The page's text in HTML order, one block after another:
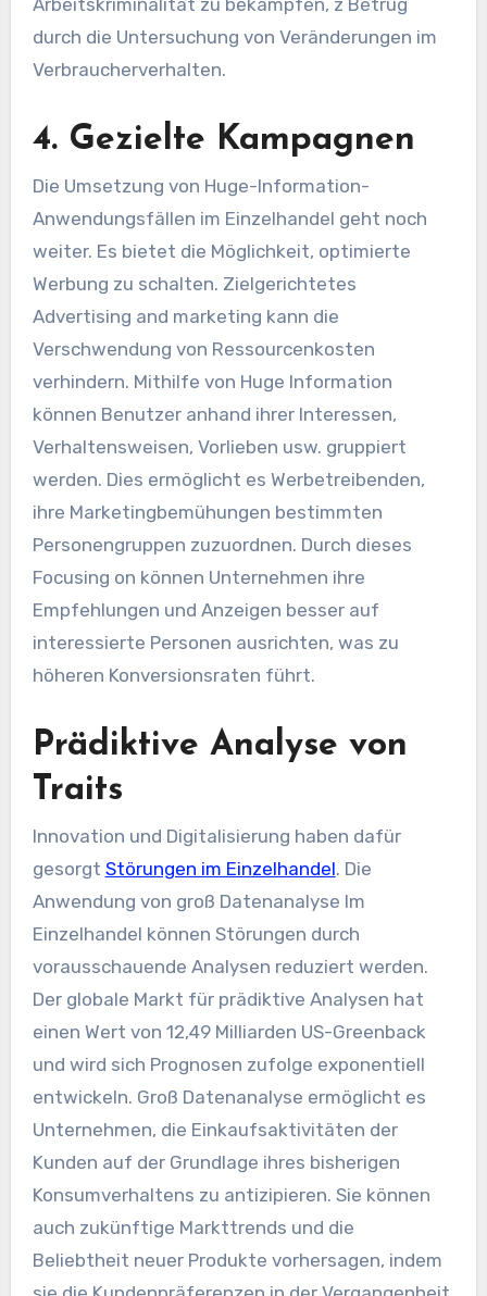
durch die Untersuchung von Veränderungen im
Verbraucherverhalten.
4. Gezielte Kampagnen
Die Umsetzung von Huge-Information-
Anwendungsfällen im Einzelhandel geht noch
weiter. Es bietet die Möglichkeit, optimierte
Werbung zu schalten. Zielgerichtetes
Advertising and marketing kann die
Verschwendung von Ressourcenkosten
verhindern. Mithilfe von Huge Information
können Benutzer anhand ihrer Interessen,
Verhaltensweisen, Vorlieben usw. gruppiert
werden. Dies ermöglicht es Werbetreibenden,
ihre Marketingbemühungen bestimmten
Personengruppen zuzuordnen. Durch dieses
Focusing on können Unternehmen ihre
Empfehlungen und Anzeigen besser auf
interessierte Personen ausrichten, was zu
höheren Konversionsraten führt.
Prädiktive Analyse von
Traits
Innovation und Digitalisierung haben dafür
gesorgt Störungen im Einzelhandel. Die
Anwendung von groß Datenanalyse Im
Einzelhandel können Störungen durch
vorausschauende Analysen reduziert werden.
Der globale Markt für prädiktive Analysen hat
einen Wert von 12,49 Milliarden US-Greenback
und wird sich Prognosen zufolge exponentiell
entwickeln. Groß Datenanalyse ermöglicht es
Unternehmen, die Einkaufsaktivitäten der
Kunden auf der Grundlage ihres bisherigen
Konsumverhaltens zu antizipieren. Sie können
auch zukünftige Markttrends und die
Beliebtheit neuer Produkte vorhersagen, indem